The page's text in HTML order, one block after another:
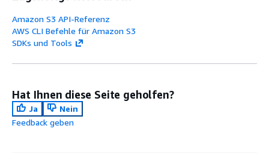
Amazon S3 API-Referenz
AWS CLI Befehle für Amazon S3
SDKs und Tools
Hat Ihnen diese Seite geholfen?
Ja
Nein
Feedback geben